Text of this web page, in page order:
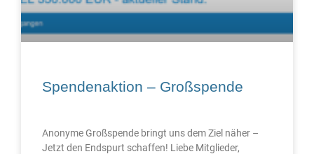
Spendenaktion – Großspende
Anonyme Großspende bringt uns dem Ziel näher –
Jetzt den Endspurt schaffen! Liebe Mitglieder,